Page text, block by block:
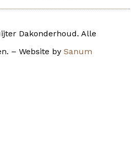
Dakonderhoud. Alle
– Website by Sanum